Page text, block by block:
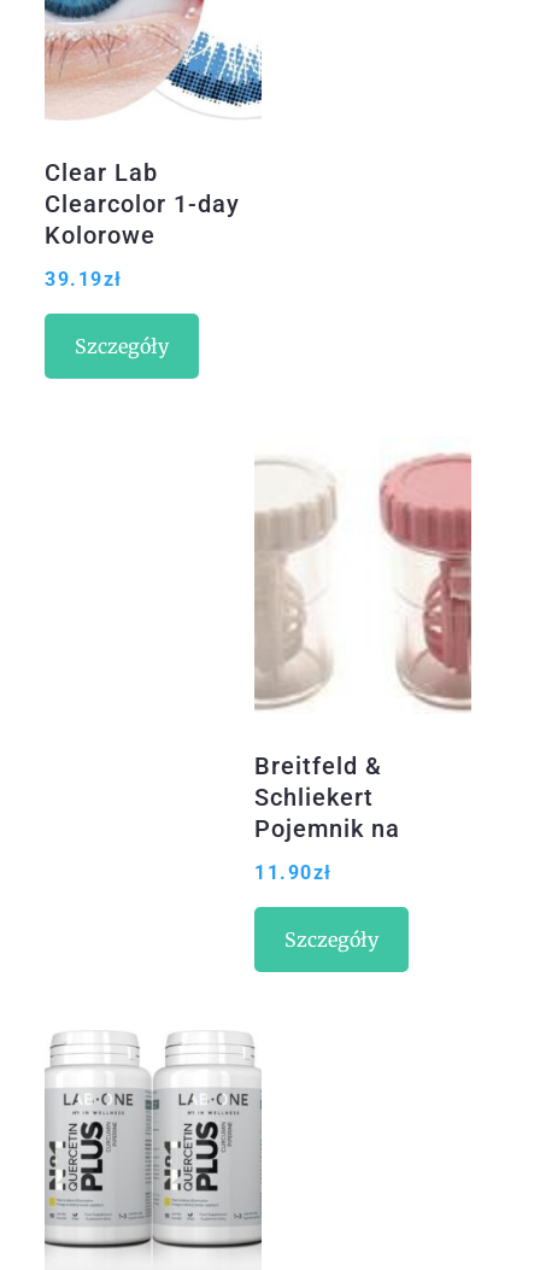
Clear Lab
Clearcolor 1-day
Kolorowe
Soczewki
Jasne Niebieskie
-5.50 10 Szt.
39.19zł
Szczegóły
Breitfeld &
Schliekert
Pojemnik na
soczewki
11.90zł
Szczegóły